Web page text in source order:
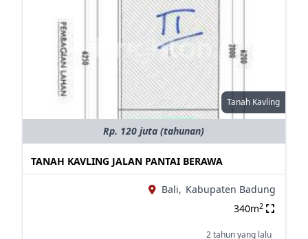
Tanah Kavling
Rp. 120 juta (tahunan)
TANAH KAVLING JALAN PANTAI BERAWA
Bali, Kabupaten Badung
340m2
2 tahun yang lalu